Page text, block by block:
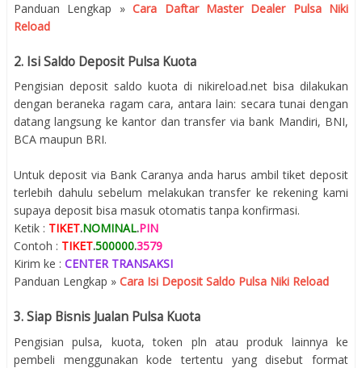
Panduan Lengkap »Cara Daftar Master Dealer Pulsa Niki
Reload
2. Isi Saldo Deposit Pulsa Kuota
Pengisian deposit saldo kuota di nikireload.net bisa dilakukan
dengan beraneka ragam cara, antara lain: secara tunai dengan
datang langsung ke kantor dan transfer via bank Mandiri, BNI,
BCA maupun BRI.
Untuk deposit via Bank Caranya anda harus ambil tiket deposit
terlebih dahulu sebelum melakukan transfer ke rekening kami
supaya deposit bisa masuk otomatis tanpa konfirmasi.
Ketik : TIKET.NOMINAL.PIN
Contoh : TIKET.500000.3579
Kirim ke : CENTER TRANSAKSI
Panduan Lengkap » Cara Isi Deposit Saldo Pulsa Niki Reload
3. Siap Bisnis Jualan Pulsa Kuota
Pengisian pulsa, kuota, token pln atau produk lainnya ke
pembeli menggunakan kode tertentu yang disebut format